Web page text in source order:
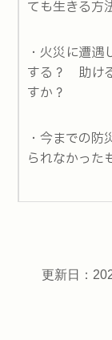
ても生きる方
・火災に遭
する？ 助け
すか？
・今までの
られなかった
更新日：